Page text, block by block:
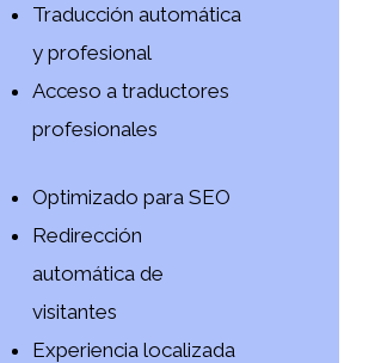
Traducción automática
y profesional
Acceso a traductores
profesionales
Optimizado para SEO
Redirección
automática de
visitantes
Experiencia localizada